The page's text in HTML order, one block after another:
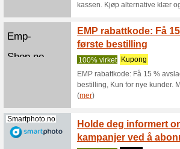
Filter:
Gaver og
Euroflorist.no